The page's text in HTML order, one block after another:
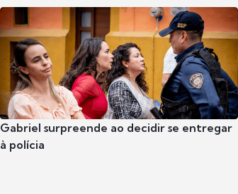
Gabriel surpreende ao decidir se entregar
à polícia